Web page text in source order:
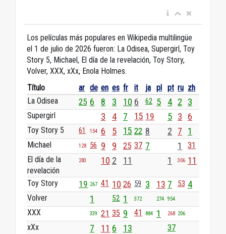
Los películas más populares en Wikipedia multilingüe
el 1 de julio de 2026 fueron: La Odisea, Supergirl, Toy
Story 5, Michael, El día de la revelación, Toy Story,
Volver, XXX, xXx, Enola Holmes.
Título
ar de en es fr it ja pl pt ru zh
La Odisea
25 6 8 3 10 6 62 5 4 2 3
Supergirl 3 4 7 15 19 5 3 6
Toy Story 5 61 154 6 5 15 22 8 2 7 1
Michael 128 56 9 9 25 37 7 1
31
El día de la
revelación
283 10 2 11 1 306 11
Toy Story 19 267 41 10 26 59 3 13 7 53 4
Volver 1 52 1 372 274 954
XXX 339 21 35 9 41 884 1 268 206
xXx 7 11 6 13
37